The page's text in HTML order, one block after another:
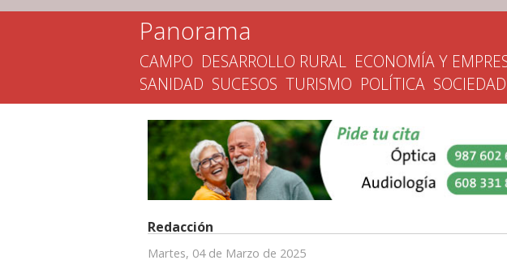
Panorama
CAMPO DESARROLLO RURAL ECONOMÍA Y
SANIDAD SUCESOS TURISMO POLÍTICA SOCIEDAD
Redacción
Martes, 04 de Marzo de 2025